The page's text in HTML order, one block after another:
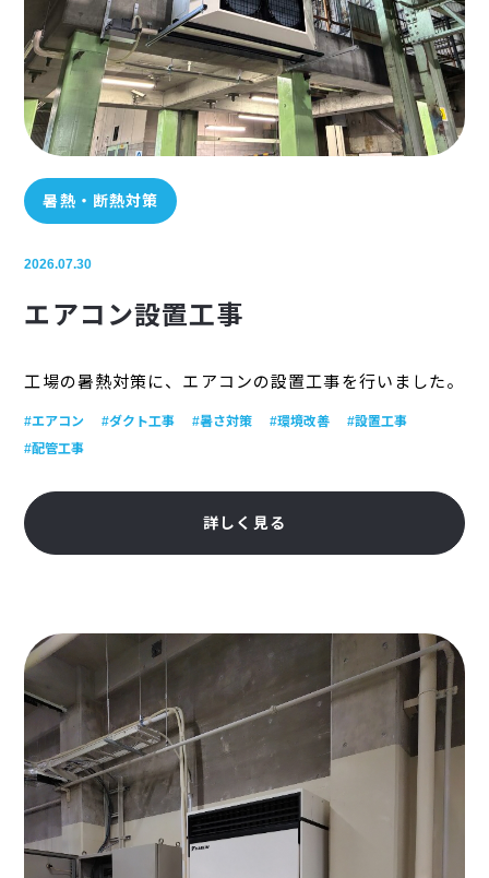
暑熱・断熱対策
2026.07.30
エアコン設置工事
工場の暑熱対策に、エアコンの設置工事を行いました。
#エアコン #ダクト工事 #暑さ対策 #環境改善
#設置工事
#配管工事
詳しく見る